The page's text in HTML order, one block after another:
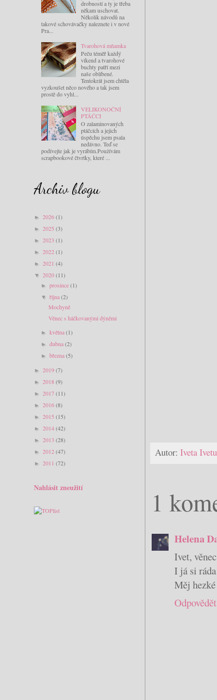
Autor: Iveta
1
Helena
Ivet,
I já si
Měj
Odpovědět
drobností a ty je třeba
někam uschovat.
Několik návodů na
takové schovávačky naleznete i v nové
Pra...
Tvarohová mňamka
Peču téměř každý
víkend a tvarohové
buchty patří mezi
naše oblíbené.
Tentokrát jsem chtěla
vyzkoušet něco nového a tak jsem
prostě do vyhl...
VELIKONOČNÍ
PTÁČCI
O zalaminovaných
ptáčcích a jejich
úspěchu jsem psala
nedávno. Teď se
podívejte jak je vyrábím.Používám
scrapbookové čtvrtky, které ...
Archiv blogu
► 2026(1)
► 2025 (3)
► 2023 (1)
► 2022(1)
► 2021 (4)
▼ 2020(11)
►prosince(1)
▼října(2)
Mochyně
Věnec s háčkovanými dýněmi
►května(1)
►dubna(2)
►března(5)
► 2019(7)
► 2018 (9)
► 2017(11)
► 2016(8)
► 2015 (15)
► 2014(42)
► 2013 (28)
► 2012(47)
► 2011 (72)
Nahlásit zneužití